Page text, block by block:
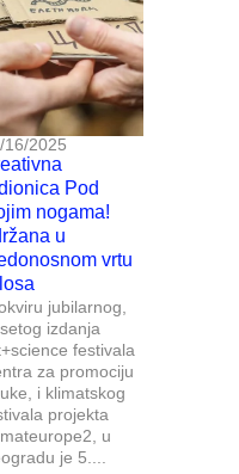
16/2025
Pod
nogama!
u
vrtu
jubilarnog,
izdanja
festivala
za promociju
i klimatskog
projekta
u
je 5....